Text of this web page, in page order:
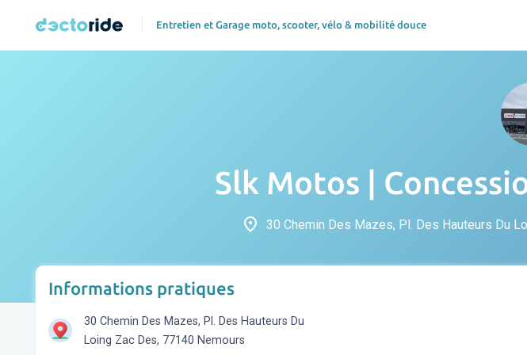
Entretien et Garage moto, scooter, vélo & mobilité douce
Slk Motos |
place 30 Chemin Des Mazes, Pl. Des Hauteurs Du
Informations pratiques
30 Chemin Des Mazes, Pl. Des Hauteurs Du
Loing Zac Des, 77140 Nemours